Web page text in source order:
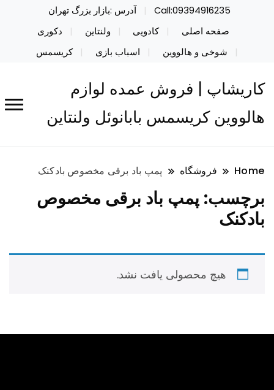
Call:09394916235
آدرس :بازار بزرگ تهران
صفحه اصلی
کادویی ولنتاین
دکوری
شوخی و هالووین
اسباب بازی کریسمس
کاریشاپ | فروش عمده لوازم
هالووین کریسمس بابانوئل ولنتاین
Home فروشگاه پمپ باد برقی مخصوص بادکنک
برچسب: پمپ باد برقی مخصوص
بادکنک
هیچ محصولی یافت نشد.